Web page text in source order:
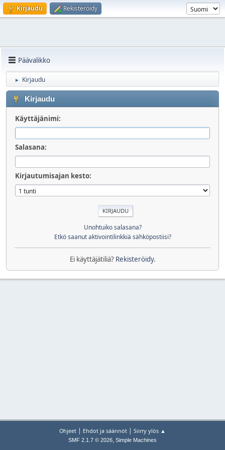
Kirjaudu Rekisteröidy
Päävalikko
► Kirjaudu
Kirjaudu
Käyttäjänimi:
Salasana:
Kirjautumisajan kesto:
Unohtuiko salasana?
Etkö saanut aktivointilinkkiä sähköpostiisi?
Ei käyttäjätiliä? Rekisteröidy.
Ohjeet | Ehdot ja säännöt | Siirry ylös ▲
SMF 2.1.7 © 2026, Simple Machines